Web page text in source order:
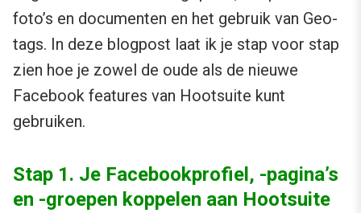
foto’s en documenten en het gebruik van Geo-
tags. In deze blogpost laat ik je stap voor stap
zien hoe je zowel de oude als de nieuwe
Facebook features van Hootsuite kunt
gebruiken.
Stap 1. Je Facebookprofiel, -pagina’s
en -groepen koppelen aan Hootsuite